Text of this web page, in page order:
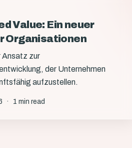
Value: Ein neuer
Organisationen
Ansatz zur
der Unternehmen
aufzustellen.
· 1 min read